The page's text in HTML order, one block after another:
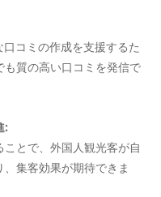
コミの作成を支援するた
質の高い口コミを発信で
:
とで、外国人観光客が自
集客効果が期待できま